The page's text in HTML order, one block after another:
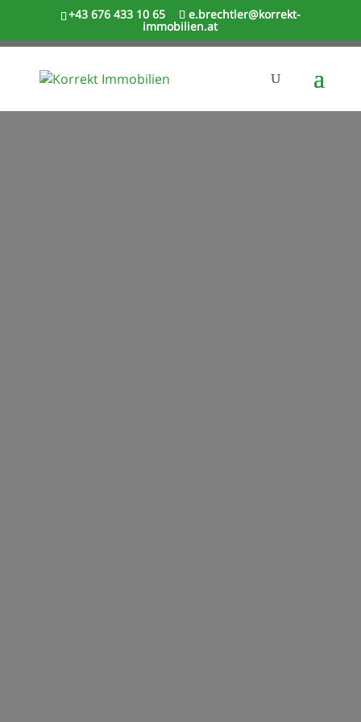
+43 676 433 10 65 e.brechtler@korrekt-
immobilien.at